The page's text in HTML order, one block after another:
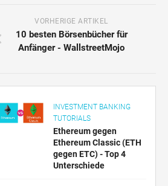
VORHERIGE ARTIKEL
10 besten Börsenbücher für
Anfänger - WallstreetMojo
INVESTMENT BANKING
TUTORIALS
Ethereum gegen
Ethereum Classic (ETH
gegen ETC) - Top 4
Unterschiede